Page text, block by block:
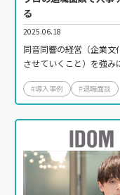
る
2025.06.18
同音同響の経営（企業
させていくこと）を強
#導入事例 #退職面談